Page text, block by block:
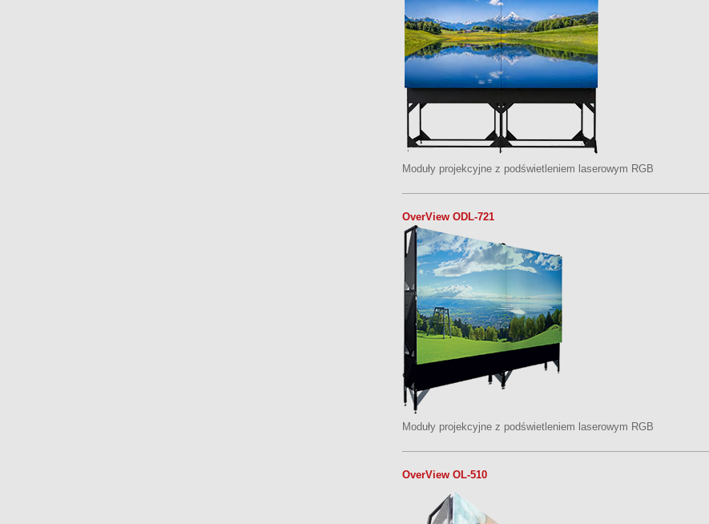
Moduły projekcyjne z podświetleniem laserowym RGB
OverView ODL-721
Moduły projekcyjne z podświetleniem laserowym RGB
OverView OL-510